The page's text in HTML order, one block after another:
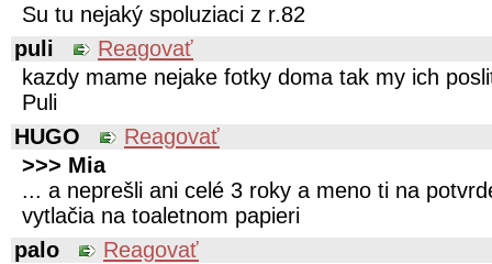
Su tu nejaký spoluziaci z r.82
puli
Reagovať
kazdy mame nejake fotky doma tak my ich
Puli
HUGO
Reagovať
>>> Mia
... a neprešli ani celé 3 roky a meno ti na
vytlačia na toaletnom papieri
palo
Reagovať